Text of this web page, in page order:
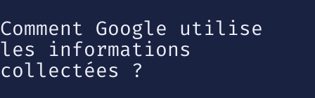
Comment Google utilise
les informations
collectées ?